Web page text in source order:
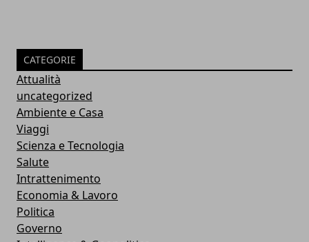
CATEGORIE
Attualità
uncategorized
Ambiente e Casa
Viaggi
Scienza e Tecnologia
Salute
Intrattenimento
Economia & Lavoro
Politica
Governo